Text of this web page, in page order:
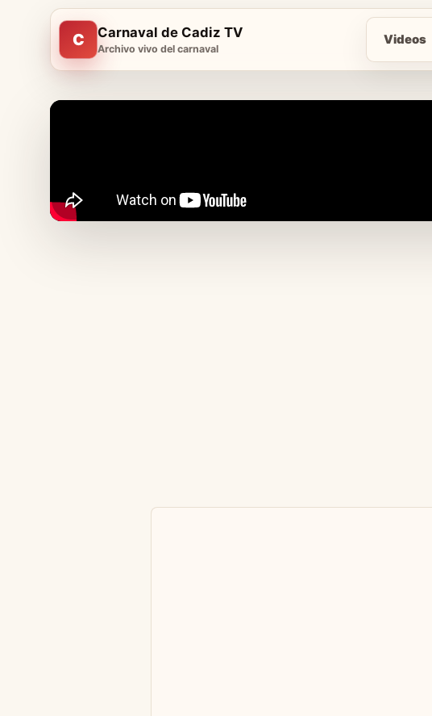
C Carnaval de Cadiz TV
Archivo vivo del carnaval
Videos